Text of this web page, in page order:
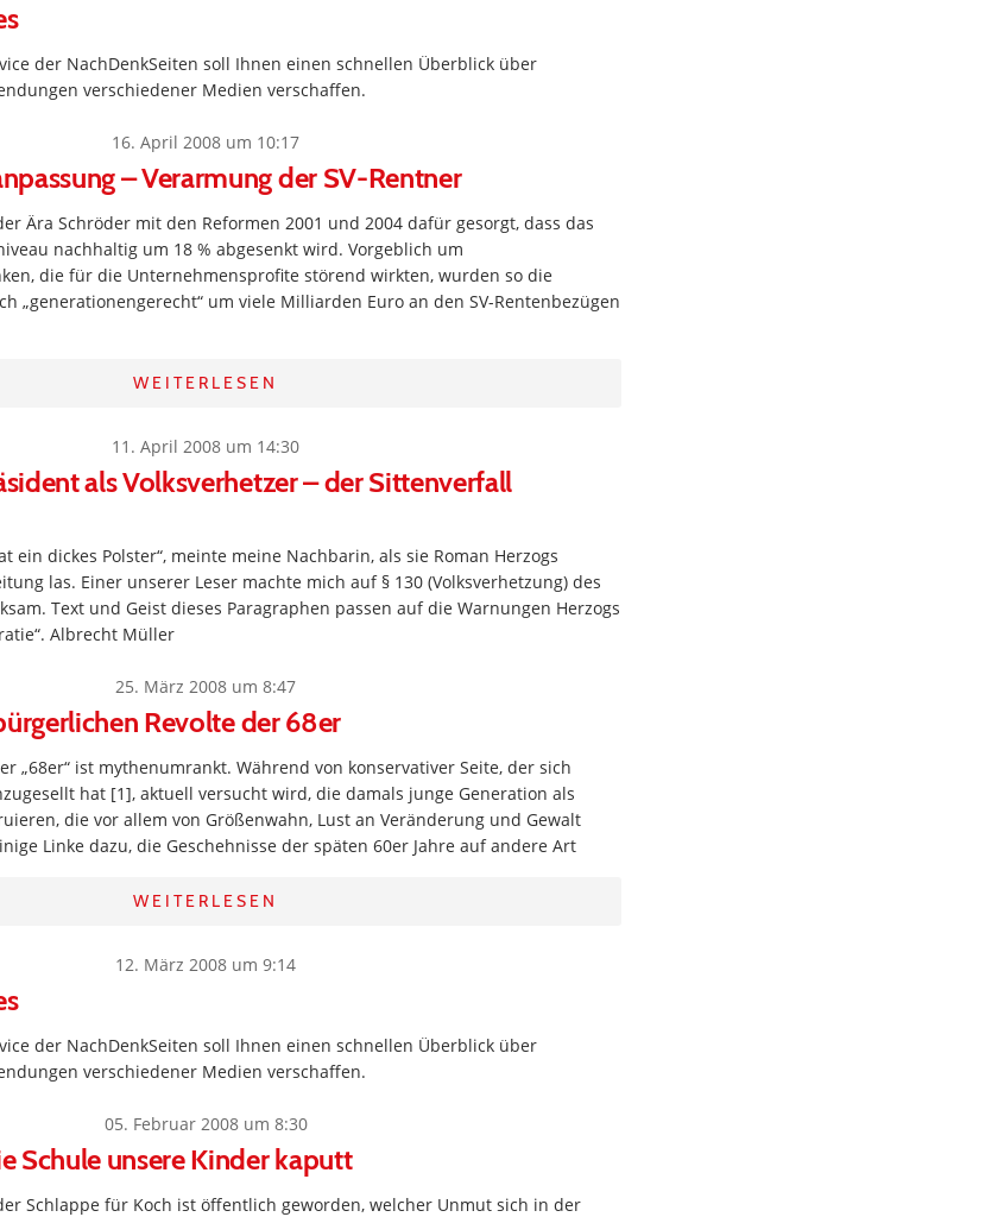
der NachDenkSeiten soll Ihnen einen schnellen Überblick über
verschiedener Medien verschaffen.
16. April 2008 um 10:17
– Verarmung der SV-Rentner
Ära Schröder mit den Reformen 2001 und 2004 dafür gesorgt, dass das
nachhaltig um 18 % abgesenkt wird. Vorgeblich um
die für die Unternehmensprofite störend wirkten, wurden so die
„generationengerecht“ um viele Milliarden Euro an den SV-Rentenbezügen
WEITERLESEN
11. April 2008 um 14:30
als Volksverhetzer – der Sittenverfall
ein dickes Polster“, meinte meine Nachbarin, als sie Roman Herzogs
las. Einer unserer Leser machte mich auf § 130 (Volksverhetzung) des
Text und Geist dieses Paragraphen passen auf die Warnungen Herzogs
Albrecht Müller
25. März 2008 um 8:47
Revolte der 68er
„68er“ ist mythenumrankt. Während von konservativer Seite, der sich
hat [1], aktuell versucht wird, die damals junge Generation als
die vor allem von Größenwahn, Lust an Veränderung und Gewalt
Linke dazu, die Geschehnisse der späten 60er Jahre auf andere Art
WEITERLESEN
12. März 2008 um 9:14
der NachDenkSeiten soll Ihnen einen schnellen Überblick über
verschiedener Medien verschaffen.
05. Februar 2008 um 8:30
Schule unsere Kinder kaputt
Schlappe für Koch ist öffentlich geworden, welcher Unmut sich in der